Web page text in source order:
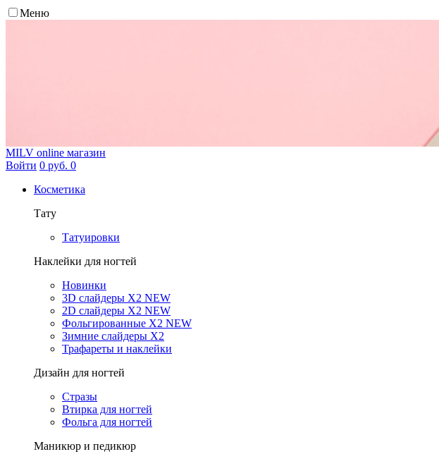
Меню
MILV online магазин
Войти 0 руб. 0
Косметика
Тату
Татуировки
Наклейки для ногтей
Новинки
3D слайдеры X2 NEW
2D слайдеры X2 NEW
Фольгированные X2 NEW
Зимние слайдеры Х2
Трафареты и наклейки
Дизайн для ногтей
Стразы
Втирка для ногтей
Фольга для ногтей
Маникюр и педикюр